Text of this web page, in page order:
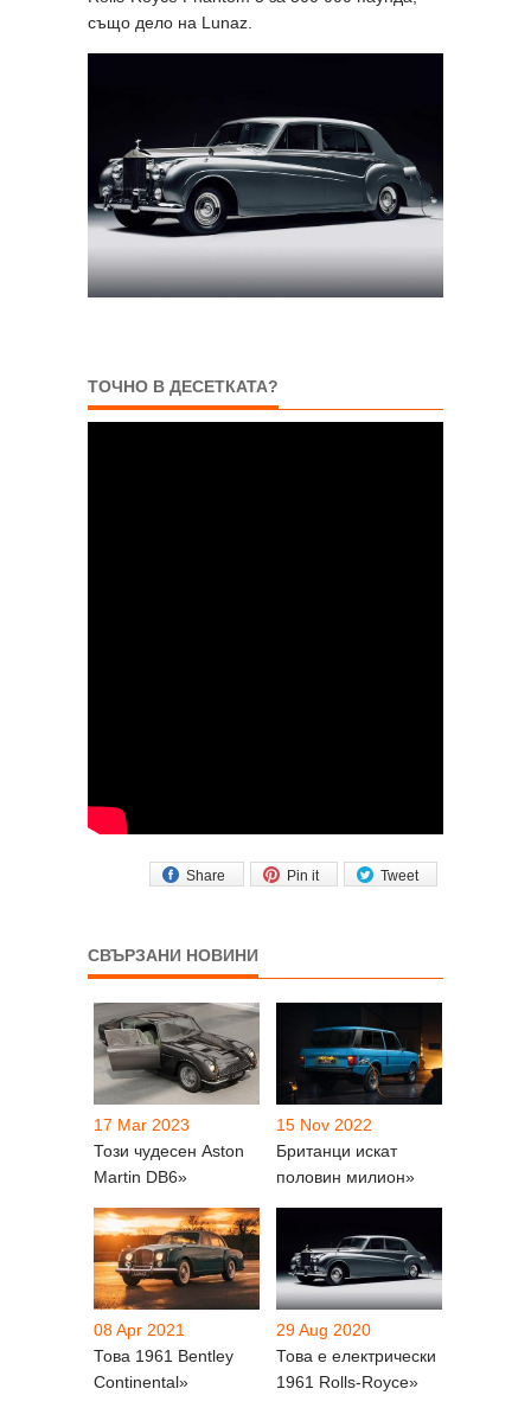
също дело на Lunaz.
ТОЧНО В ДЕСЕТКАТА?
Tweet
Pin it
Share
СВЪРЗАНИ НОВИНИ
17 Mar 2023
Този чудесен Aston
Martin DB6»
15 Nov 2022
Британци искат
половин милион»
08 Apr 2021
Това 1961 Bentley
Continental»
29 Aug 2020
Това е електрически
1961 Rolls-Royce»